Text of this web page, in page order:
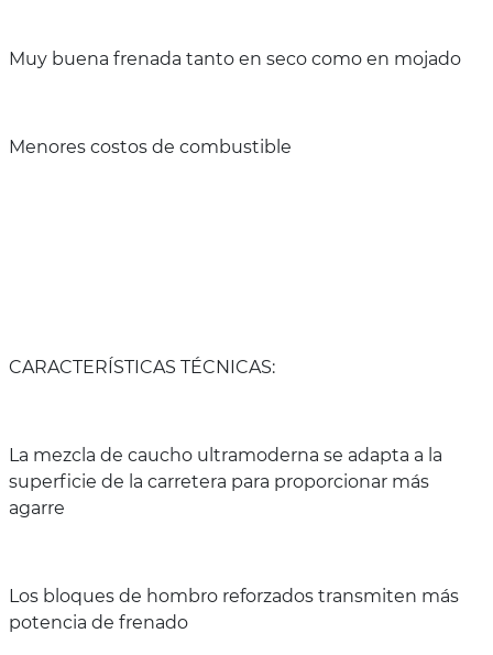
Muy buena frenada tanto en seco como en mojado
Menores costos de combustible
CARACTERÍSTICAS TÉCNICAS:
La mezcla de caucho ultramoderna se adapta a la
superficie de la carretera para proporcionar más
agarre
Los bloques de hombro reforzados transmiten más
potencia de frenado